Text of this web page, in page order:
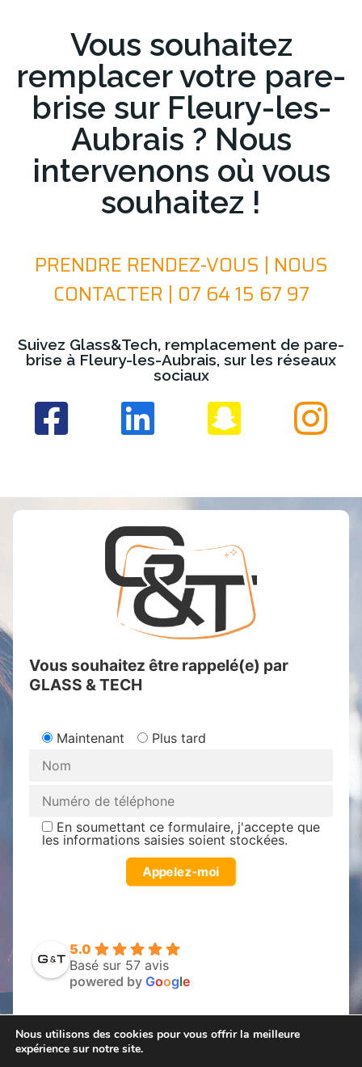
Vous souhaitez
remplacer votre pare-
brise sur Fleury-les-
Aubrais ? Nous
intervenons où vous
souhaitez !
PRENDRE RENDEZ-VOUS | NOUS
CONTACTER | 07 64 15 67 97
Suivez Glass&Tech, remplacement de pare-
brise à Fleury-les-Aubrais, sur les réseaux
sociaux
Vous souhaitez être rappelé(e) par
GLASS & TECH
Maintenant Plus tard
En soumettant ce formulaire, j'accepte que
les informations saisies soient stockées.
5.0
Basé sur 57 avis
powered by Google
Nous utilisons des cookies pour vous offrir la meilleure
expérience sur notre site.